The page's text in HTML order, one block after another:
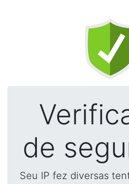
de
Seu IP fez diversas